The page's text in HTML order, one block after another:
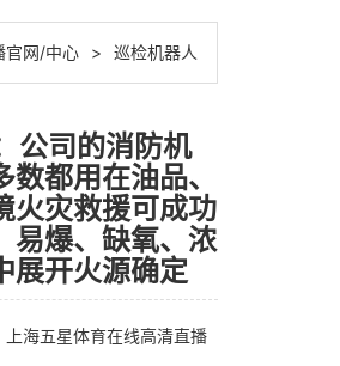
官网/中心 > 巡检机器人
公司的消防机
都用在油品、
火灾救援可成功
易爆、缺氧、浓
展开火源确定
上海五星体育在线高清直播